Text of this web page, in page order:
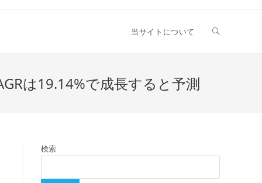
当サイトについて
は19.14%で成長すると予測
検索